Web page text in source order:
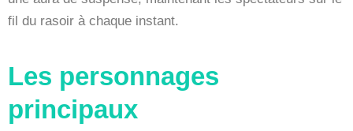
fil du rasoir à chaque instant.
Les personnages
principaux